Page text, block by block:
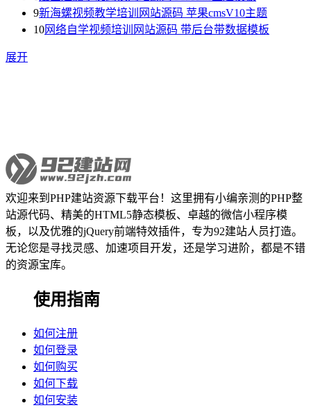
9新海螺视频教学培训网站源码 苹果cmsV10主题
10网络自学视频培训网站源码 带后台带数据模板
展开
欢迎来到PHP建站资源下载平台！这里拥有小编亲测的PHP整
站源代码、精美的HTML5静态模板、卓越的微信小程序模
板，以及优雅的jQuery前端特效插件，专为92建站人员打造。
无论您是寻找灵感、加速项目开发，还是学习进阶，都是不错
的资源宝库。
使用指南
如何注册
如何登录
如何购买
如何下载
如何安装